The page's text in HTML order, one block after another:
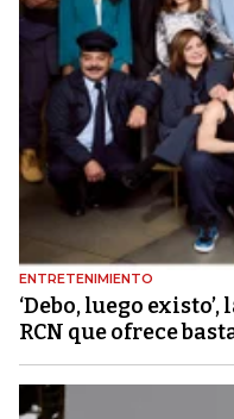
ENTRETENIMIENTO
‘Debo, luego
RCN que ofrece